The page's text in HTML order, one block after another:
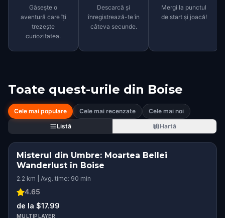
Găsește o
aventură care îți
trezește
curiozitatea.
Descarcă și
înregistrează-te în
câteva secunde.
Mergi la punctul
de start și joacă!
Toate quest-urile din Boise
Cele mai populare Cele mai recenzate
Cele mai noi
Listă
Hartă
Misterul din Umbre: Moartea Bellei
Wanderlust în Boise
2.2 km | Avg. time: 90 min
4.65
de la $17.99
MULTIPLAYER